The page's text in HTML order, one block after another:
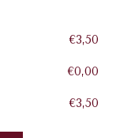
€3,50
€0,00
€3,50